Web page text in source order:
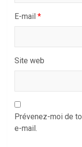
E-mail *
Site web
Prévenez-moi de
e-mail.